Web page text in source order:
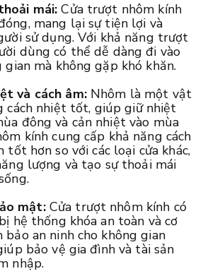
mái: Cửa trượt nhôm kính
mang lại sự tiện lợi và
sử dụng. Với khả năng trượt
dùng có thể dễ dàng đi vào
gian mà không gặp khó khăn.
và cách âm: Nhôm là một vật
cách nhiệt tốt, giúp giữ nhiệt
đông và cản nhiệt vào mùa
kính cung cấp khả năng cách
tốt hơn so với các loại cửa khác,
lượng và tạo sự thoải mái
mật: Cửa trượt nhôm kính có
hệ thống khóa an toàn và cơ
bảo an ninh cho không gian
bảo vệ gia đình và tài sản
nhập.